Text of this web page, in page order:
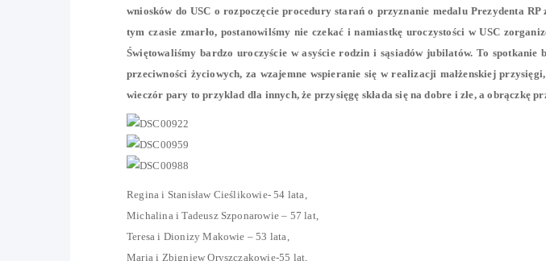
wniosków do USC o rozpoczęcie procedury starań o przyznanie medalu Prezydenta
tym czasie zmarło, postanowilśmy nie czekać i namiastkę uroczystości w USC
Świętowaliśmy bardzo uroczyście w asyście rodzin i sąsiadów jubilatów. To
przeciwności życiowych, za wzajemne wspieranie się w realizacji małżenskiej
wieczór pary to przyklad dla innych, że przysięgę składa się na dobre i złe, a obrączkę
Regina i Stanisław Cieślikowie- 54 lata,
Michalina i Tadeusz Szponarowie – 57 lat,
Teresa i Dionizy Makowie – 53 lata,
Maria i Zbigniew Oryszczakowie-55 lat,